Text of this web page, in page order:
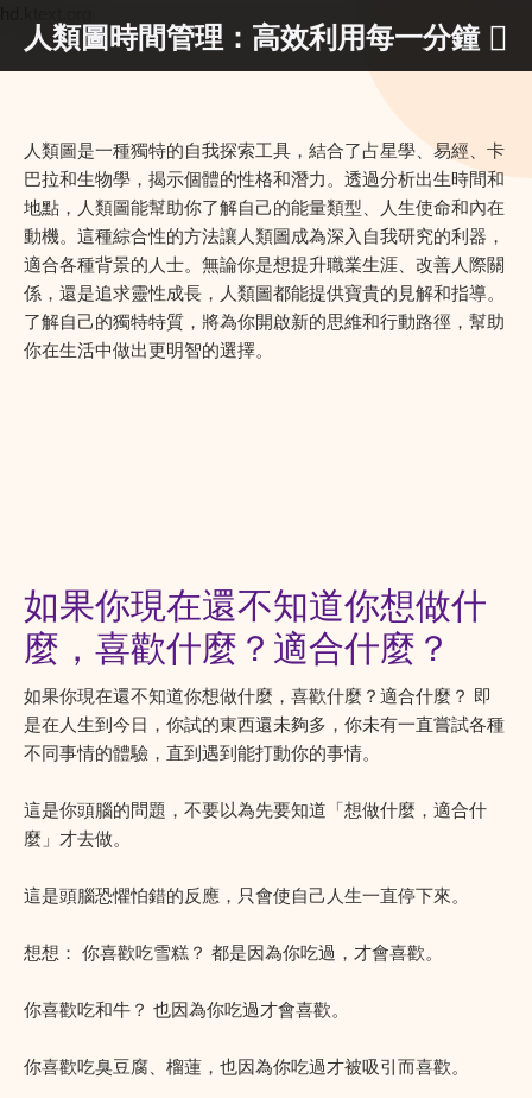
人類圖時間管理：高效利用每一分鐘
人類圖是一種獨特的自我探索工具，結合了占星學、易經、卡
巴拉和生物學，揭示個體的性格和潛力。透過分析出生時間和
地點，人類圖能幫助你了解自己的能量類型、人生使命和內在
動機。這種綜合性的方法讓人類圖成為深入自我研究的利器，
適合各種背景的人士。無論你是想提升職業生涯、改善人際關
係，還是追求靈性成長，人類圖都能提供寶貴的見解和指導。
了解自己的獨特特質，將為你開啟新的思維和行動路徑，幫助
你在生活中做出更明智的選擇。
如果你現在還不知道你想做什
麼，喜歡什麼？適合什麼？
如果你現在還不知道你想做什麼，喜歡什麼？適合什麼？ 即
是在人生到今日，你試的東西還未夠多，你未有一直嘗試各種
不同事情的體驗，直到遇到能打動你的事情。
這是你頭腦的問題，不要以為先要知道「想做什麼，適合什
麼」才去做。
這是頭腦恐懼怕錯的反應，只會使自己人生一直停下來。
想想： 你喜歡吃雪糕？ 都是因為你吃過，才會喜歡。
你喜歡吃和牛？ 也因為你吃過才會喜歡。
你喜歡吃臭豆腐、榴蓮，也因為你吃過才被吸引而喜歡。